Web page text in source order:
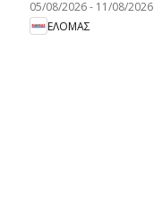
05/08/2026- 11/08/2026
ΕΛΟΜΑΣ